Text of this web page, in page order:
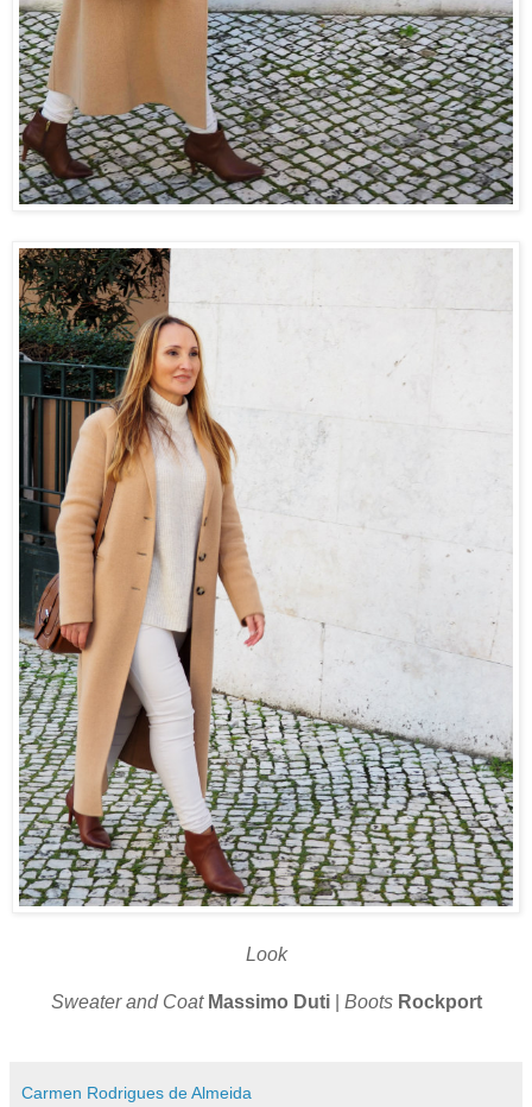
Look
Sweater and Coat Massimo Duti Boots Rockport
Carmen Rodrigues de Almeida